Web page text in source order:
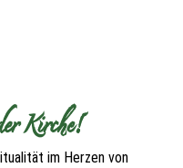
Kirche!
im Herzen von